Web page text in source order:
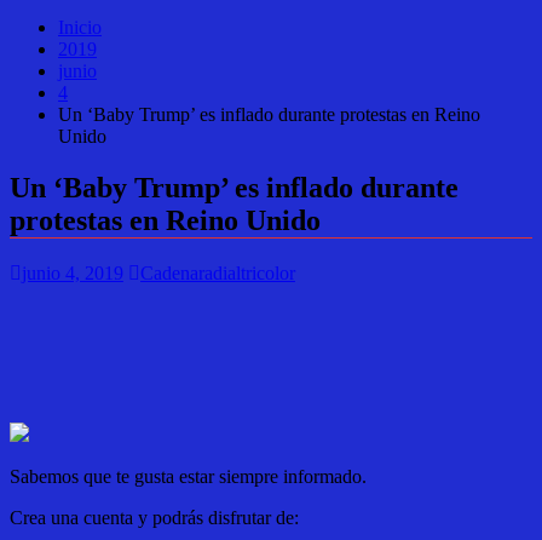
Inicio
2019
junio
4
Un ‘Baby Trump’ es inflado durante protestas en Reino
Unido
Un ‘Baby Trump’ es inflado durante
protestas en Reino Unido
junio 4, 2019 Cadenaradialtricolor
Sabemos que te gusta estar siempre informado.
Crea una cuenta y podrás disfrutar de: